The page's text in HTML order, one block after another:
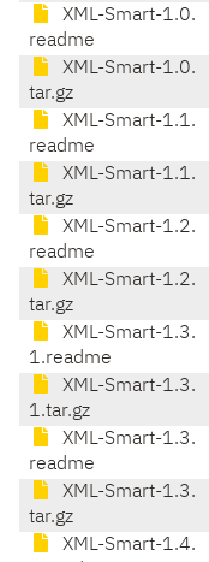
XML-Smart-1.0.
readme
XML-Smart-1.0.
tar.gz
XML-Smart-1.1.
readme
XML-Smart-1.1.
tar.gz
XML-Smart-1.2.
readme
XML-Smart-1.2.
tar.gz
XML-Smart-1.3.
1.readme
XML-Smart-1.3.
1.tar.gz
XML-Smart-1.3.
readme
XML-Smart-1.3.
tar.gz
XML-Smart-1.4.